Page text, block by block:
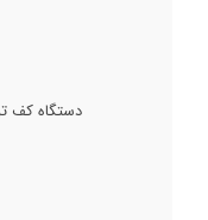
دستگاه کف